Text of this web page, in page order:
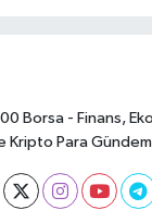
Borsa - Finans,
Kripto Para